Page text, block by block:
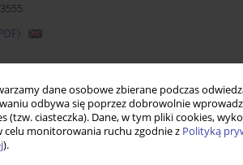
dane osobowe zbierane podczas
odbywa się poprzez dobrowolnie
(tzw. ciasteczka). Dane, w tym pliki cookies,
celu monitorowania ruchu zgodnie z Polityką
).